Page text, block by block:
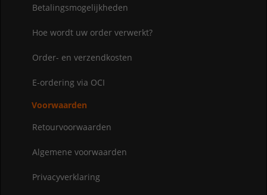
Betalingsmogelijkheden
Hoe wordt uw order verwerkt?
Order- en verzendkosten
E-ordering via OCI
Voorwaarden
Retourvoorwaarden
Algemene voorwaarden
Privacyverklaring